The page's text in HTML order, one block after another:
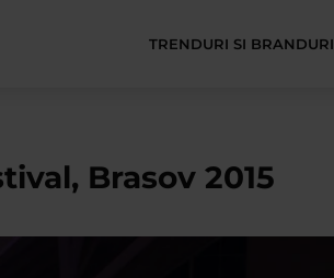
TRENDURI SI BRANDURI
Brasov 2015